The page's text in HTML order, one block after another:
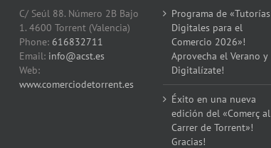
C/ Seúl 88. Número 2B Bajo
1. 4600 Torrent (Valencia)
Phone: 616832711
Email: info@acst.es
Web:
www.comerciodetorrent.es
Programa de «Tutorías
Digitales para el
Comercio 2026»!
Aprovecha el Verano y
Digitalízate!
Éxito en una nueva
edición del «Comerç al
Carrer de Torrent»!
Gracias!